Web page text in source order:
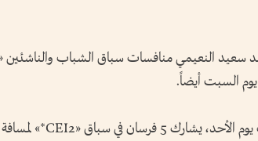
يوم السبت أيضاً.